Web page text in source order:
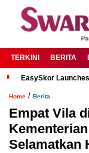
TERKINI BERITA
EasySkor
Home / Berita
Empat Vila
Selamatkan